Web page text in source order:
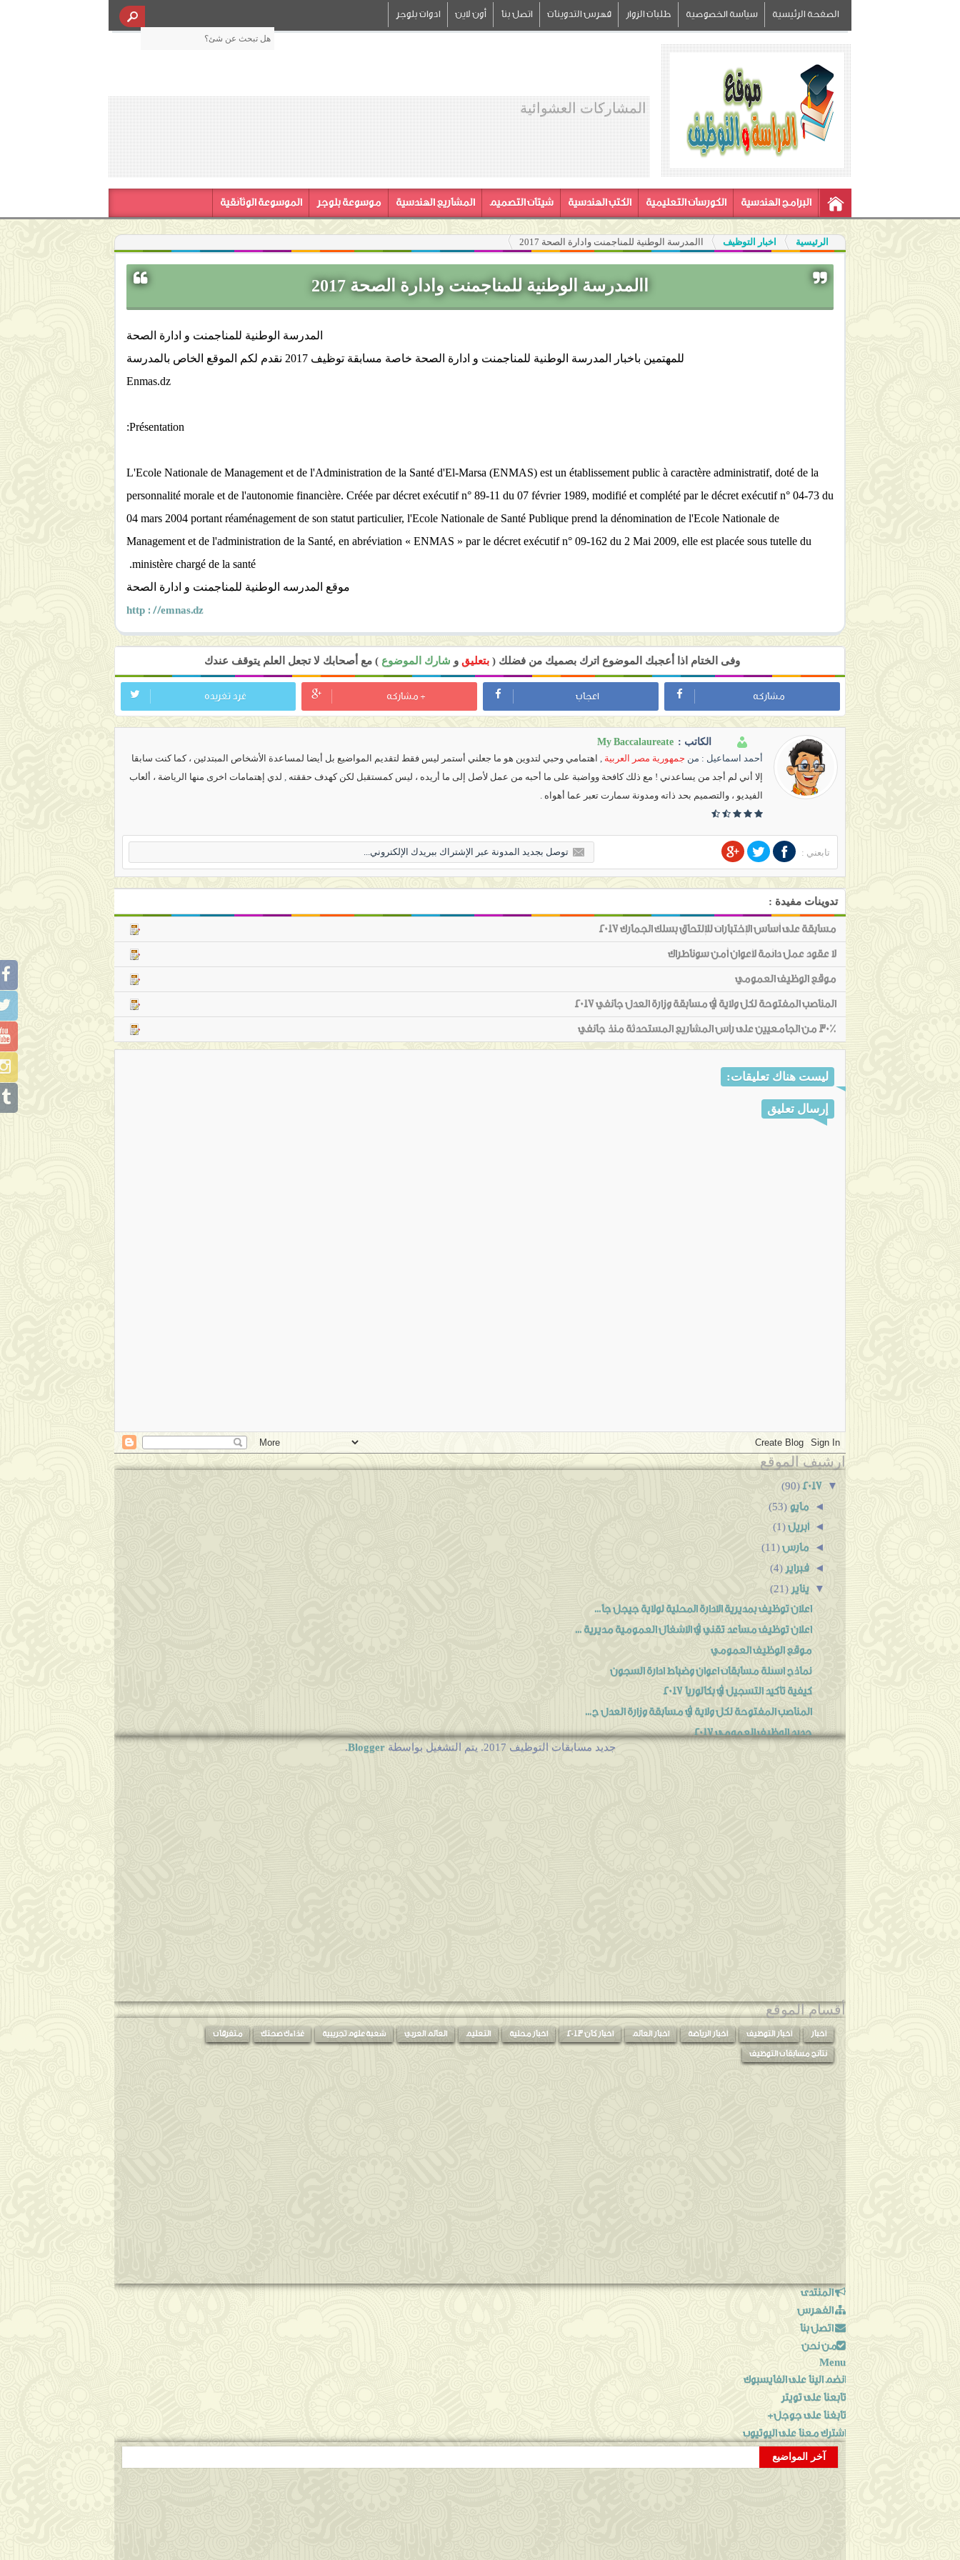
الصفحة الرئيسية سياسة الخصوصية طلبات الزوار فهرس التدوينات اتصل بنا أون لاين ادوات بلوجر
المشاركات العشوائية
البرامج الهندسية الكورسات التعليمية الكتب الهندسية شيتات التصميم المشاريع الهندسية موسوعة بلوجر الموسوعة الوثائقية
الرئيسية اخبار التوظيف االمدرسة الوطنية للمناجمنت وادارة الصحة 2017
االمدرسة الوطنية للمناجمنت وادارة الصحة 2017
المدرسة الوطنية للمناجمنت و ادارة الصحة
للمهتمين باخبار المدرسة الوطنية للمناجمنت و ادارة الصحة خاصة مسابقة توظيف 2017 نقدم لكم الموقع الخاص بالمدرسة
Enmas.dz
L'Ecole Nationale de Management et de l'Administration de la Santé d'El-Marsa (ENMAS) est un établissement public à caractère administratif, doté de la
personnalité morale et de l'autonomie financière. Créée par décret exécutif n° 89-11 du 07 février 1989, modifié et complété par le décret exécutif n° 04-73 du
04 mars 2004 portant réaménagement de son statut particulier, l'Ecole Nationale de Santé Publique prend la dénomination de l'Ecole Nationale de
Management et de l'administration de la Santé, en abréviation « ENMAS » par le décret exécutif n° 09-162 du 2 Mai 2009, elle est placée sous tutelle du
ministère chargé de la santé.
موقع المدرسه الوطنية للمناجمنت و ادارة الصحة
http : //emnas.dz
وفى الختام اذا أعجبك الموضوع اترك بصميك من فضلك ( بتعليق و شارك الموضوع ) مع أصحابك لا تجعل العلم يتوقف عندك
مشاركه اعجاب + مشاركه غرد تغريده
الكاتب : My Baccalaureate
أحمد اسماعيل : من جمهورية مصر العربية , اهتمامي وحبي لتدوين هو ما جعلني أستمر ليس فقط لتقديم المواضيع بل أيضا لمساعدة الأشخاص المبتدئين ، كما كنت سابقا
إلا أني لم أجد من يساعدني ! مع ذلك كافحة وواضبة على ما أحبه من عمل لأصل إلى ما أريده ، ليس كمستقبل لكن كهدف حققته , لدي إهتمامات اخرى منها الرياضة ، ألعاب
الفيديو ، والتصميم بحد ذاته ومدونة سمارت تعبر عما أهواه .
تابعني :
تدوينات مفيدة :
مسابقة على أساس الإختبارات للإلتحاق بسلك الجمارك 2017
لا عقود عمل دائمة لأعوان أمن سوناطراك
موقع الوظيف العمومي
المناصب المفتوحة لكل ولاية في مسابقة وزارة العدل جانفي 2017
30٪ من الجامعيين على رأس المشاريع المستحدثة منذ جانفي
ليست هناك تعليقات:
إرسال تعليق
ارشيف الموقع
▼
2017
(90)
◄مايو (53)
◄أبريل(1)
◄مارس(11)
◄فبراير(4)
▼يناير(21)
اعلان توظيف بمديرية الادارة المحلية لولاية جيجل جا...
اعلان توظيف مساعد تقني في الاشغال العمومية مديرية ...
موقع الوظيف العمومي
نماذج اسئلة مسابقات اعوان وضباط ادارة السجون
كيفية تأكيد التسجيل في بكالوريا 2017
المناصب المفتوحة لكل ولاية في مسابقة وزارة العدل ج...
جديد الوظيف العمومي 2017
توظيف امين قسم ضبط رئيسي جانفي 2017
توظيف معاون امين ضبط جانفي 2017
◄
2016
(92)
◄
2015
(47)
جديد مسابقات التوظيف 2017. يتم التشغيل بواسطة Blogger
.
أقسام الموقع
أخبار أخبار التوظيف أخبار الرياضة اخبار العالم اخبار كان 2013 اخبار محلية التعليم العالم العربي شعبة علوم تجريبية غذاءك صحتك
متفرقات
نتائج مسابقات التوظيف
المنتدى
الفهرس
اتصل بنا
من نحن
Menu
انضم الينا على الفايسبوك
تابعنا على تويتر
تابغنا على جوجل+
اشترك معنا على اليوتيوب
آخر المواضيع